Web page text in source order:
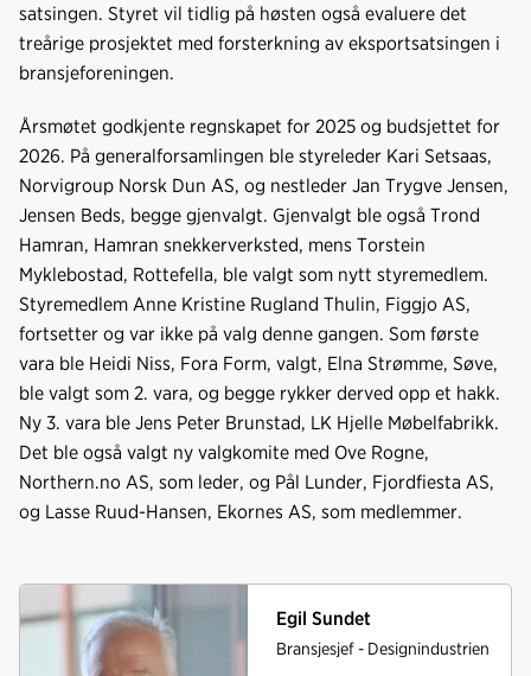
satsingen. Styret vil tidlig på høsten også evaluere det
treårige prosjektet med forsterkning av eksportsatsingen i
bransjeforeningen.
Årsmøtet godkjente regnskapet for 2025 og budsjettet for
2026. På generalforsamlingen ble styreleder Kari Setsaas,
Norvigroup Norsk Dun AS, og nestleder Jan Trygve Jensen,
Jensen Beds, begge gjenvalgt. Gjenvalgt ble også Trond
Hamran, Hamran snekkerverksted, mens Torstein
Myklebostad, Rottefella, ble valgt som nytt styremedlem.
Styremedlem Anne Kristine Rugland Thulin, Figgjo AS,
fortsetter og var ikke på valg denne gangen. Som første
vara ble Heidi Niss, Fora Form, valgt, Elna Strømme, Søve,
ble valgt som 2. vara, og begge rykker derved opp et hakk.
Ny 3. vara ble Jens Peter Brunstad, LK Hjelle Møbelfabrikk.
Det ble også valgt ny valgkomite med Ove Rogne,
Northern.no AS, som leder, og Pål Lunder, Fjordfiesta AS,
og Lasse Ruud-Hansen, Ekornes AS, som medlemmer.
Egil Sundet
Bransjesjef - Designindustrien